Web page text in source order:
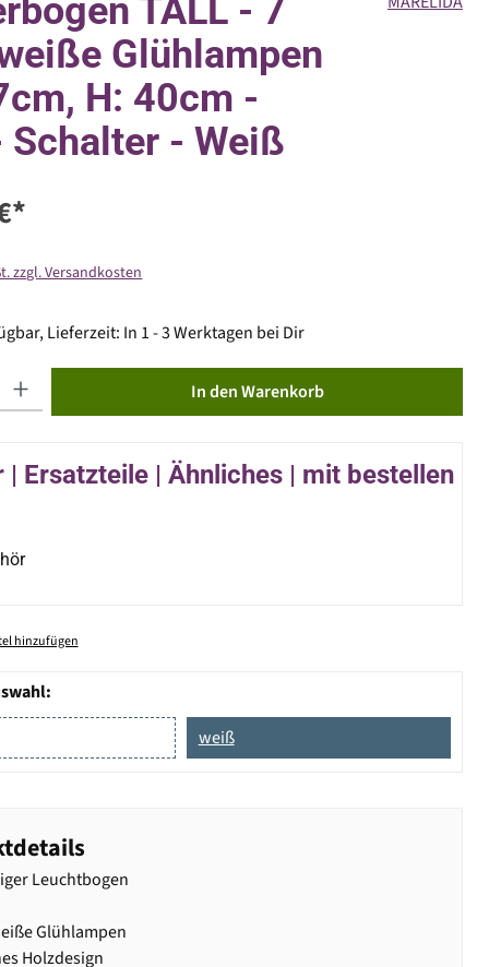
TALL - 7
Glühlampen
H: 40cm -
Schalter - Weiß
zzgl. Versandkosten
Lieferzeit: In 1 - 3 Werktagen bei Dir
In den Warenkorb
| Ersatzteile | Ähnliches | mit bestellen
hinzufügen
weiß
Leuchtbogen
Glühlampen
Holzdesign